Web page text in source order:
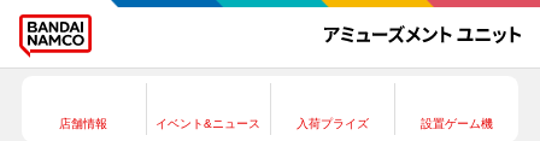
店舗情報 イベント&ニュース 入荷プライズ 設置ゲーム機